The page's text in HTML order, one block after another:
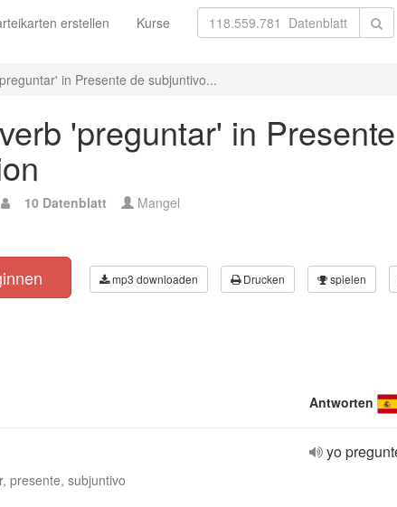
erstellen Kurse
in Presente de subjuntivo...
'preguntar' in
10 Datenblatt Mangel
mp3 downloaden Drucken spielen
Antworten
presente, subjuntivo
yo